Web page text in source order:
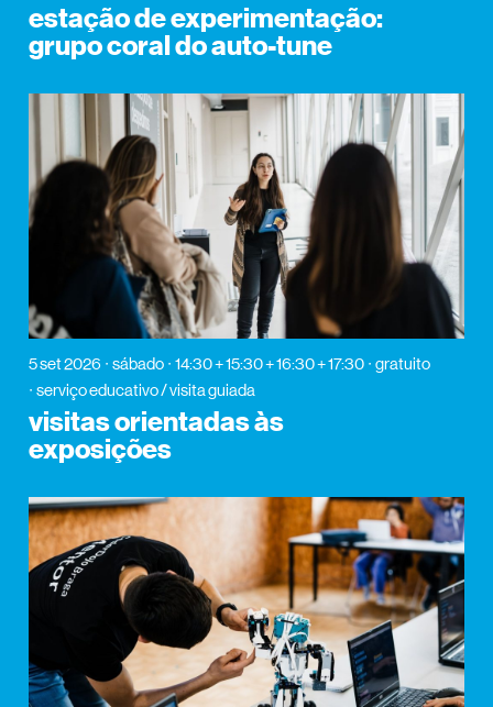
estação de experimentação:
grupo coral do auto-tune
5 set 2026 sábado 14:30 + 15:30 + 16:30 + 17:30
gratuito
serviço educativo / visita guiada
visitas orientadas às
exposições